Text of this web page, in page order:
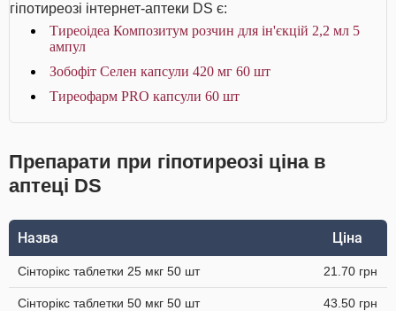
гіпотиреозі інтернет-аптеки DS є:
Тиреоідеа Композитум розчин для ін'єкцій 2,2 мл 5
ампул
Зобофіт Селен капсули 420 мг 60 шт
Тиреофарм PRO капсули 60 шт
Препарати при гіпотиреозі ціна в
аптеці DS
Назва Ціна
Сінторікс таблетки 25 мкг 50 шт 21.70 грн
Сінторікс таблетки 50 мкг 50 шт 43.50 грн